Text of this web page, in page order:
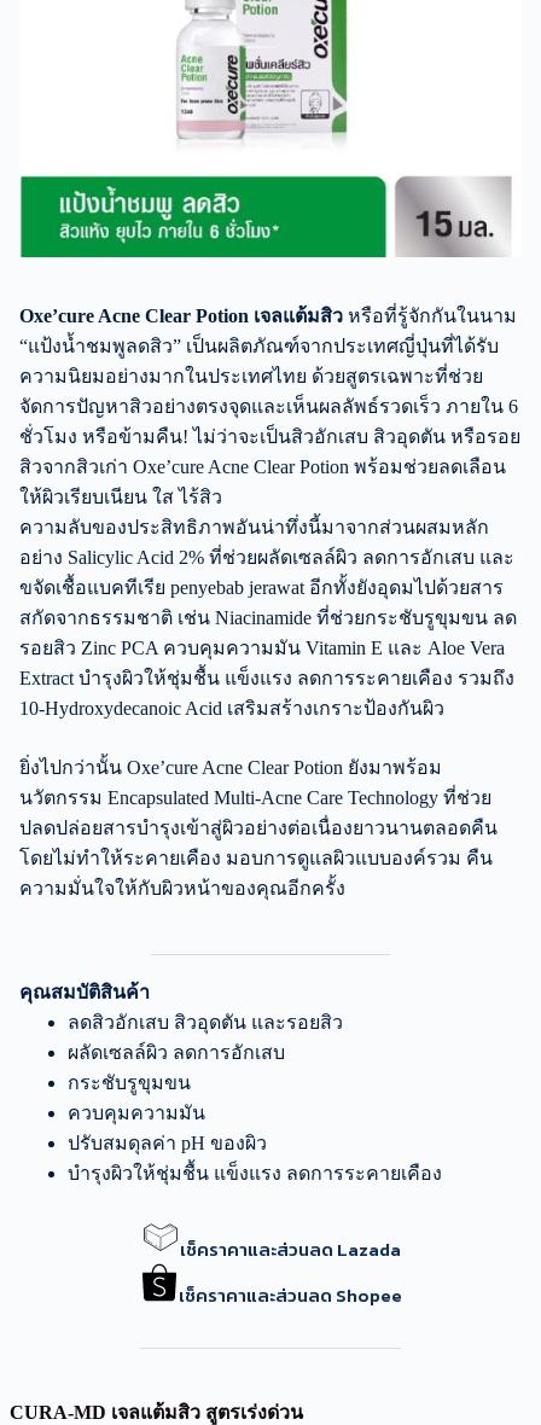
Oxe’cure Acne Clear Potion เจลแต้มสิว หรือที่รู้จักกันในนาม
“แป้งน้ำชมพูลดสิว” เป็นผลิตภัณฑ์จากประเทศญี่ปุ่นที่ได้รับ
ความนิยมอย่างมากในประเทศไทย ด้วยสูตรเฉพาะที่ช่วย
จัดการปัญหาสิวอย่างตรงจุดและเห็นผลลัพธ์รวดเร็ว ภายใน 6
ชั่วโมง หรือข้ามคืน! ไม่ว่าจะเป็นสิวอักเสบ สิวอุดตัน หรือรอย
สิวจากสิวเก่า Oxe’cure Acne Clear Potion พร้อมช่วยลดเลือน
ให้ผิวเรียบเนียน ใส ไร้สิว
ความลับของประสิทธิภาพอันน่าทึ่งนี้มาจากส่วนผสมหลัก
อย่าง Salicylic Acid 2% ที่ช่วยผลัดเซลล์ผิว ลดการอักเสบ และ
ขจัดเชื้อแบคทีเรีย penyebab jerawat อีกทั้งยังอุดมไปด้วยสาร
สกัดจากธรรมชาติ เช่น Niacinamide ที่ช่วยกระชับรูขุมขน ลด
รอยสิว Zinc PCA ควบคุมความมัน Vitamin E และ Aloe Vera
Extract บำรุงผิวให้ชุ่มชื้น แข็งแรง ลดการระคายเคือง รวมถึง
10-Hydroxydecanoic Acid เสริมสร้างเกราะป้องกันผิว
ยิ่งไปกว่านั้น Oxe’cure Acne Clear Potion ยังมาพร้อม
นวัตกรรม Encapsulated Multi-Acne Care Technology ที่ช่วย
ปลดปล่อยสารบำรุงเข้าสู่ผิวอย่างต่อเนื่องยาวนานตลอดคืน
โดยไม่ทำให้ระคายเคือง มอบการดูแลผิวแบบองค์รวม คืน
ความมั่นใจให้กับผิวหน้าของคุณอีกครั้ง
คุณสมบัติสินค้า
ลดสิวอักเสบ สิวอุดตัน และรอยสิว
ผลัดเซลล์ผิว ลดการอักเสบ
กระชับรูขุมขน
ควบคุมความมัน
ปรับสมดุลค่า pH ของผิว
บำรุงผิวให้ชุ่มชื้น แข็งแรง ลดการระคายเคือง
เช็คราคาและส่วนลด Lazada
เช็คราคาและส่วนลด Shopee
CURA-MD เจลแต้มสิว สูตรเร่งด่วน